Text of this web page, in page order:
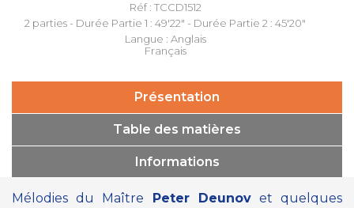
Réf : TCCD1512
2 parties - Durée Partie 1 : 49'22" - Durée Partie 2 : 45'20"
Langue : Anglais
Français
Présentation
Table des matières
Informations
Mélodies du Maître Peter Deunovet quelques